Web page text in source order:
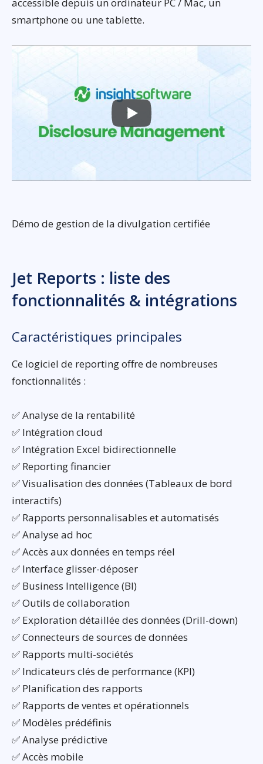
accessible depuis un ordinateur PC / Mac, un
smartphone ou une tablette.
Démo de gestion de la divulgation certifiée
Jet Reports : liste des
fonctionnalités & intégrations
Caractéristiques principales
Ce logiciel de reporting offre de nombreuses
fonctionnalités :
✅ Analyse de la rentabilité
✅ Intégration cloud
✅ Intégration Excel bidirectionnelle
✅ Reporting financier
✅ Visualisation des données (Tableaux de bord
interactifs)
✅ Rapports personnalisables et automatisés
✅ Analyse ad hoc
✅ Accès aux données en temps réel
✅ Interface glisser-déposer
✅ Business Intelligence (BI)
✅ Outils de collaboration
✅ Exploration détaillée des données (Drill-down)
✅ Connecteurs de sources de données
✅ Rapports multi-sociétés
✅ Indicateurs clés de performance (KPI)
✅ Planification des rapports
✅ Rapports de ventes et opérationnels
✅ Modèles prédéfinis
✅ Analyse prédictive
✅ Accès mobile